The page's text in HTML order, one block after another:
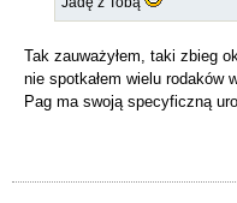
Tak zauważyłem, taki zbieg
nie spotkałem wielu rodaków
Pag ma swoją specyficzną